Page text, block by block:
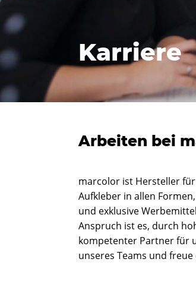
Karriere
Arbeiten bei
marcolor ist Hersteller
Aufkleber in allen
und exklusive
Anspruch ist es, durch
kompetenter Partner für
unseres Teams und